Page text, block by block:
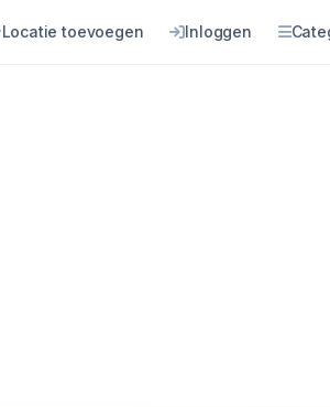
Locatie toevoegen Inloggen